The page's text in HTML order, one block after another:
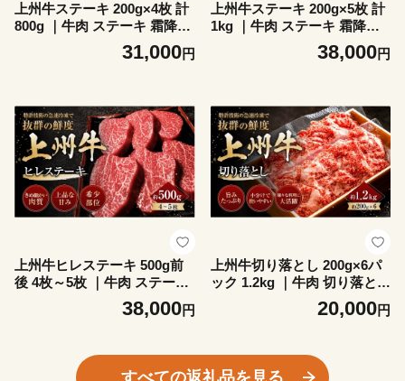
上州牛ステーキ 200g×4枚 計
800g ｜牛肉 ステーキ 霜降り
和牛 高級 ぜいたく 贅沢 特別
牛 すき焼き 炒め物 ブランド
前橋市
31,000円
上州牛ステーキ 200g×5枚 計
1kg ｜牛肉 ステーキ 霜降り
和牛 高級 ぜいたく 贅沢 特別
牛 すき焼き 炒め物 ブランド
前橋市
38,000円
上州牛ヒレステーキ 500g前
後 4枚～5枚 ｜牛肉 ステーキ
霜降り 和牛 高級 ぜいたく 贅
沢 特別 牛 すき焼き 炒め物
ク 群馬県 前橋市
38,000円
上州牛切り落とし 200g×6パ
ック 1.2kg ｜牛肉 切り落とし
霜降り 和牛 高級 ぜいたく 贅
沢 特別 牛 焼肉 すき焼き 牛
凍 ストック 群馬県 前橋市
20,000円
すべての返礼品を見る